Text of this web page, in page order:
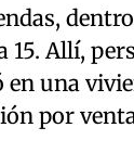
15. Allí,
una
por